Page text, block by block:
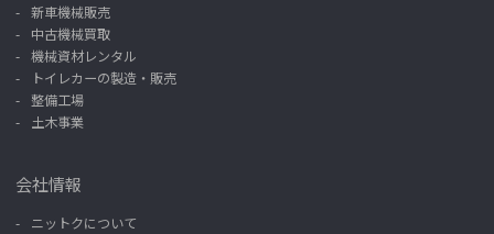
新車機械販売
中古機械買取
機械資材レンタル
トイレカーの製造・販売
整備工場
土木事業
会社情報
ニットクについて